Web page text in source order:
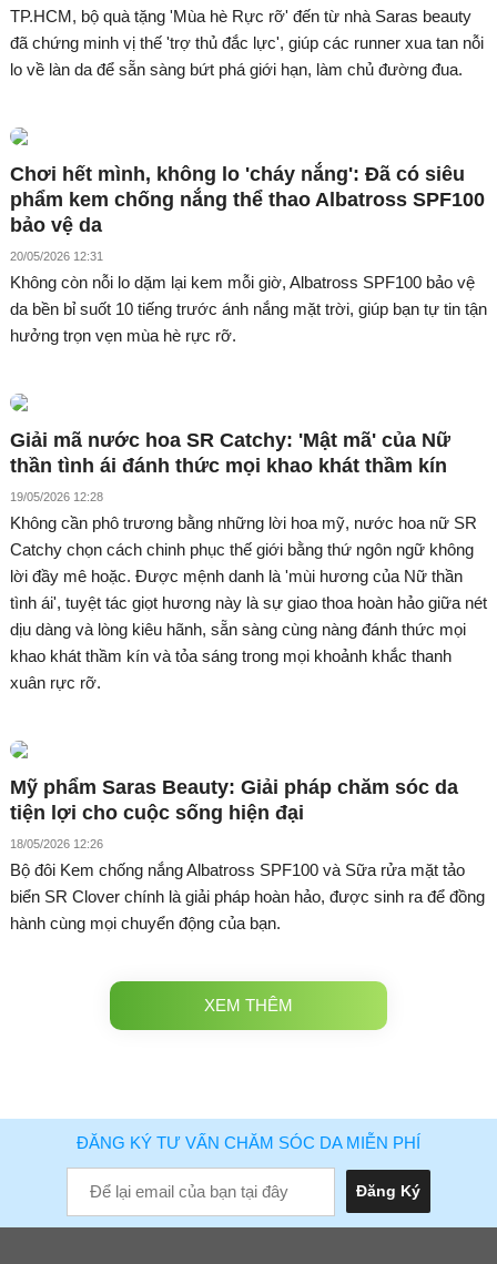
TP.HCM, bộ quà tặng 'Mùa hè Rực rỡ' đến từ nhà Saras beauty
đã chứng minh vị thế 'trợ thủ đắc lực', giúp các runner xua tan nỗi
lo về làn da để sẵn sàng bứt phá giới hạn, làm chủ đường đua.
Chơi hết mình, không lo 'cháy nắng': Đã có siêu
phẩm kem chống nắng thể thao Albatross SPF100
bảo vệ da
20/05/2026 12:31
Không còn nỗi lo dặm lại kem mỗi giờ, Albatross SPF100 bảo vệ
da bền bỉ suốt 10 tiếng trước ánh nắng mặt trời, giúp bạn tự tin tận
hưởng trọn vẹn mùa hè rực rỡ.
Giải mã nước hoa SR Catchy: 'Mật mã' của Nữ
thần tình ái đánh thức mọi khao khát thầm kín
19/05/2026 12:28
Không cần phô trương bằng những lời hoa mỹ, nước hoa nữ SR
Catchy chọn cách chinh phục thế giới bằng thứ ngôn ngữ không
lời đầy mê hoặc. Được mệnh danh là 'mùi hương của Nữ thần
tình ái', tuyệt tác giọt hương này là sự giao thoa hoàn hảo giữa nét
dịu dàng và lòng kiêu hãnh, sẵn sàng cùng nàng đánh thức mọi
khao khát thầm kín và tỏa sáng trong mọi khoảnh khắc thanh
xuân rực rỡ.
Mỹ phẩm Saras Beauty: Giải pháp chăm sóc da
tiện lợi cho cuộc sống hiện đại
18/05/2026 12:26
Bộ đôi Kem chống nắng Albatross SPF100 và Sữa rửa mặt tảo
biển SR Clover chính là giải pháp hoàn hảo, được sinh ra để đồng
hành cùng mọi chuyển động của bạn.
XEM THÊM
ĐĂNG KÝ TƯ VẤN CHĂM SÓC DA MIỄN PHÍ